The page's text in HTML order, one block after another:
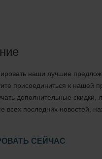
наши лучшие
присоединиться к нашей
дополнительные скидки,
всех последних новостей,
СЕЙЧАС